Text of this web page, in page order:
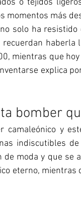
o tejidos
momentos más
solo ha
haberla
mientras que
explica
bomber
camaleónico y
indiscutibles
de moda y que se
eterno,